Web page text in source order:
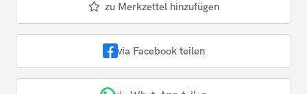
zu Merkzettel hinzufügen
via Facebook teilen